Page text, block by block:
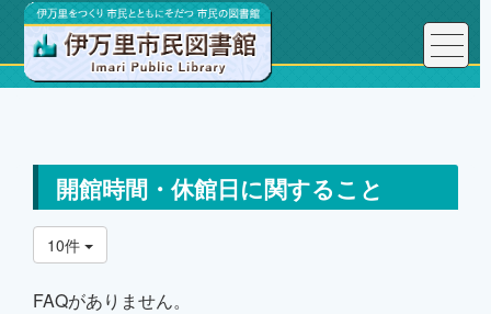
トップページ 利用案内
よくある質問FAQ
開館時間・休館日に関すること
開館時間・休館日に関すること
10件
FAQがありません。